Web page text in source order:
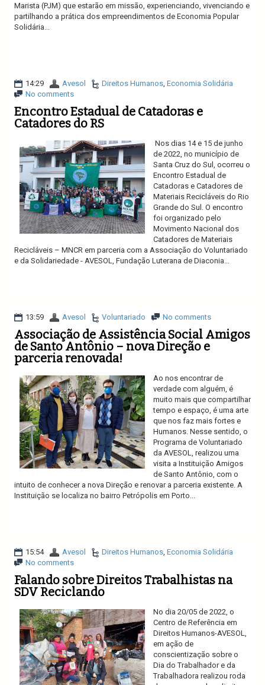
Marista (PJM) que estarão em missão, experienciando, vivenciando e
partilhando a prática dos empreendimentos de Economia Popular
Solidária...
14:29 Avesol Direitos Humanos Economia Solidária
No comments
Encontro Estadual de Catadoras e
Catadores do RS
Nos dias 14 e 15 de junho
de 2022, no município de
Santa Cruz do Sul, ocorreu o
Encontro Estadual de
Catadoras e Catadores de
Materiais Recicláveis do Rio
Grande do Sul. O encontro
foi organizado pelo
Movimento Nacional dos
Catadores de Materiais
Recicláveis – MNCR em parceria com a Associação do Voluntariado
e da Solidariedade - AVESOL, Fundação Luterana de Diaconia...
13:59 Avesol Voluntariado No comments
Associação de Assistência Social Amigos
de Santo Antônio – nova Direção e
parceria renovada!
Ao nos encontrar de
verdade com alguém, é
muito mais que compartilhar
tempo e espaço, é uma arte
que nos faz mais fortes e
Humanos. Nesse sentido, o
Programa de Voluntariado
da AVESOL, realizou uma
visita a Instituição Amigos
de Santo Antônio, com o
intuito de conhecer a nova Direção e renovar a parceria existente. A
Instituição se localiza no bairro Petrópolis em Porto...
15:54 Avesol Direitos Humanos Economia Solidária
No comments
Falando sobre Direitos Trabalhistas na
SDV Reciclando
No dia 20/05 de 2022, o
Centro de Referência em
Direitos Humanos-AVESOL,
em ação de
conscientização sobre o
Dia do Trabalhador e da
Trabalhadora realizou roda